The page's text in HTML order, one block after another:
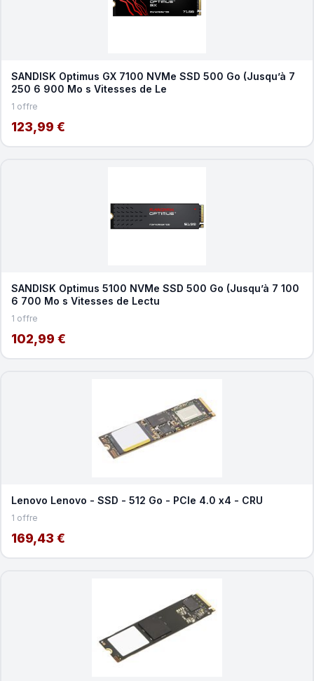
SANDISK Optimus GX 7100 NVMe SSD 500 Go (Jusqu’à 7
250 6 900 Mo s Vitesses de Le
1 offre
123,99 €
SANDISK Optimus 5100 NVMe SSD 500 Go (Jusqu’à 7 100
6 700 Mo s Vitesses de Lectu
1 offre
102,99 €
Lenovo Lenovo - SSD - 512 Go - PCIe 4.0 x4 - CRU
1 offre
169,43 €